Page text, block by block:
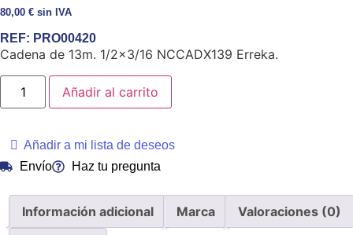
80,00 € sin IVA
REF: PRO00420
Cadena de 13m. 1/2×3/16 NCCADX139 Erreka.
Añadir al carrito
Añadir a mi lista de deseos
Envío
Haz tu pregunta
Información adicional Marca Valoraciones (0)